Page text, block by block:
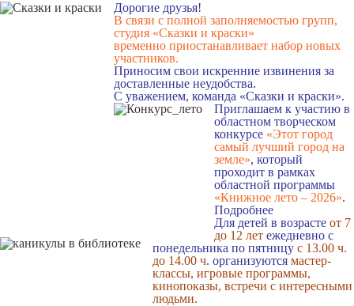
Дорогие друзья!
В связи с полной заполняемостью групп,
студия «Сказки и краски»
временно приостанавливает набор новых
участников.
Приносим свои искренние извинения за
доставленные неудобства.
С уважением, команда «Сказки и краски».
Приглашаем к участию в
областном творческом
конкурсе «Этот город
самый лучший город на
земле», который
проходит в рамках
областной программы
«Книжное лето – 2026».
Подробнее
Для детей в возрасте от 7
до 12 лет ежедневно с
понедельника по пятницу с 13.00 ч.
до 14.00 ч. организуются мастер-
классы, игровые программы,
кинопоказы, встречи с интересными
людьми.